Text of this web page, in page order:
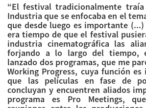
“El festival tradicionalmente
Industria que se enfocaba en el
que desde luego es importante
era tiempo de que el festival
industria cinematográfica las
forjando a lo largo del tiempo,
lanzado dos programas, que me
Working Progress, cuya función
que las películas en fase de
concluyan y encuentren aliados
programa es Pro Meetings,